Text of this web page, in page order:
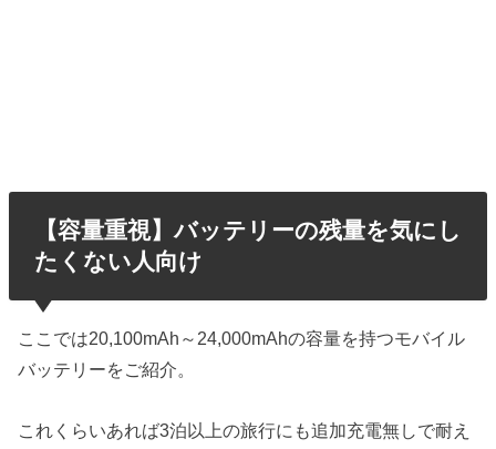
【容量重視】バッテリーの残量を気にし
たくない人向け
ここでは20,100mAh～24,000mAhの容量を持つモバイル
バッテリーをご紹介。
これくらいあれば3泊以上の旅行にも追加充電無しで耐え